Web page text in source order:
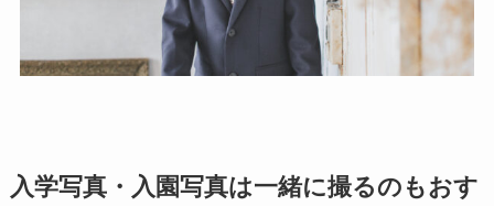
入学写真・入園写真は一緒に撮るのもおす